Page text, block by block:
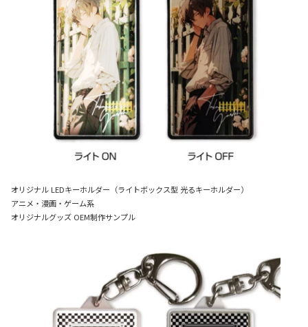
オリジナル LEDキーホルダー（ライトボックス型 光るキーホルダー）
アニメ・漫画・ゲーム系
オリジナルグッズ OEM制作サンプル